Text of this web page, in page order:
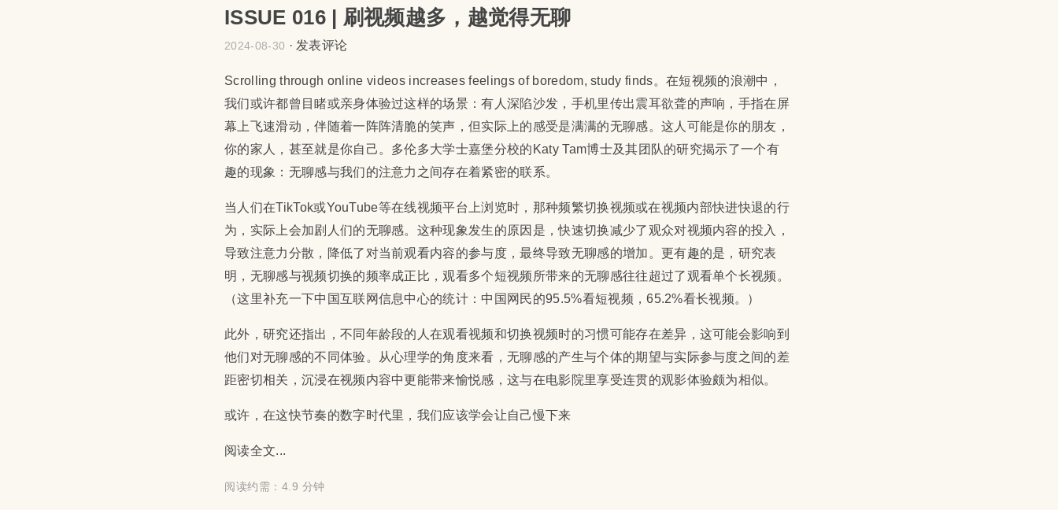
ISSUE 016 | 刷视频越多，越觉得无聊
2024-08-30 · 发表评论
Scrolling through online videos increases feelings of boredom, study finds。在短视频的浪潮中，
我们或许都曾目睹或亲身体验过这样的场景：有人深陷沙发，手机里传出震耳欲聋的声响，手指在屏
幕上飞速滑动，伴随着一阵阵清脆的笑声，但实际上的感受是满满的无聊感。这人可能是你的朋友，
你的家人，甚至就是你自己。多伦多大学士嘉堡分校的Katy Tam博士及其团队的研究揭示了一个有
趣的现象：无聊感与我们的注意力之间存在着紧密的联系。
当人们在TikTok或YouTube等在线视频平台上浏览时，那种频繁切换视频或在视频内部快进快退的行
为，实际上会加剧人们的无聊感。这种现象发生的原因是，快速切换减少了观众对视频内容的投入，
导致注意力分散，降低了对当前观看内容的参与度，最终导致无聊感的增加。更有趣的是，研究表
明，无聊感与视频切换的频率成正比，观看多个短视频所带来的无聊感往往超过了观看单个长视频。
（这里补充一下中国互联网信息中心的统计 ：中国网民的95.5%看短视频，65.2%看长视频。）
此外，研究还指出，不同年龄段的人在观看视频和切换视频时的习惯可能存在差异，这可能会影响到
他们对无聊感的不同体验。从心理学的角度来看，无聊感的产生与个体的期望与实际参与度之间的差
距密切相关，沉浸在视频内容中更能带来愉悦感，这与在电影院里享受连贯的观影体验颇为相似。
或许，在这快节奏的数字时代里，我们应该学会让自己慢下来
阅读全文...
阅读约需：4.9 分钟